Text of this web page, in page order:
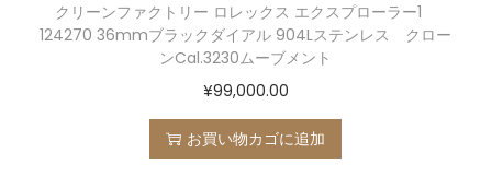
クリーンファクトリー ロレックス エクスプローラー1
124270 36mmブラックダイアル 904Lステンレス クロー
ンCal.3230ムーブメント
¥99,000.00
お買い物カゴに追加